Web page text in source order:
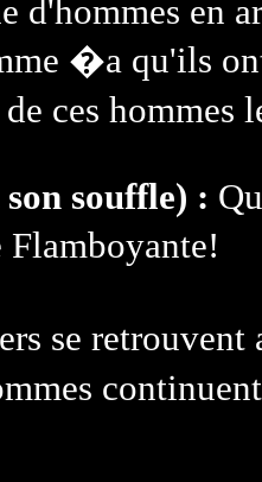
d'hommes en
�a qu'ils
ces
souffle) :
se